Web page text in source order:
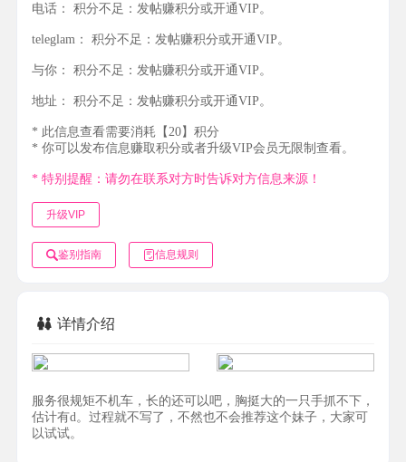
电话： 积分不足：发帖赚积分或开通VIP。
teleglam： 积分不足：发帖赚积分或开通VIP。
与你： 积分不足：发帖赚积分或开通VIP。
地址： 积分不足：发帖赚积分或开通VIP。
* 此信息查看需要消耗【20】积分
* 你可以发布信息赚取积分或者升级VIP会员无限制查看。
* 特别提醒：请勿在联系对方时告诉对方信息来源！
升级VIP
鉴别指南 信息规则
详情介绍
服务很规矩不机车，长的还可以吧，胸挺大的一只手抓不下，
估计有d。过程就不写了，不然也不会推荐这个妹子，大家可
以试试。